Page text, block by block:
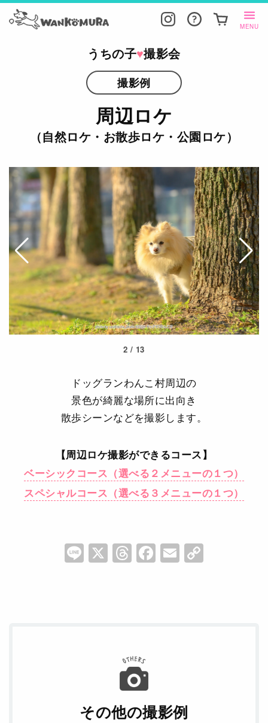
MENU
うちの子♥撮影会
撮影例
周辺ロケ
（自然ロケ・お散歩ロケ・公園ロケ）
2 / 13
ドッグランわんこ村周辺の
景色が綺麗な場所に出向き
散歩シーンなどを撮影します。
【周辺ロケ撮影ができるコース】
ベーシックコース（選べる２メニューの１つ）
スペシャルコース（選べる３メニューの１つ）
Li
n
X T
hr
F
a
E
m
その他の撮影例